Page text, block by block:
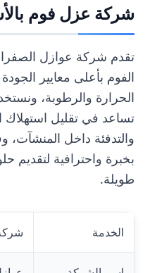
شركة عزل فوم
تقدم شركة عوازل
الفوم بأعلى معايير
الحرارة والرطوبة،
تساعد في تقليل استهلاك
والتدفئة داخل
بخبرة واحترافية لتقديم
طويلة.
الخدمة